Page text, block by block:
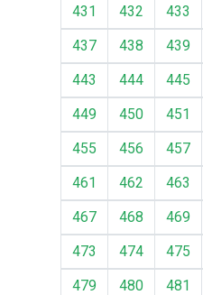
431 432 433
437
438 439
443
444 445
449
450 451
455
456 457
461
462 463
467
468 469
473
474 475
479
480 481